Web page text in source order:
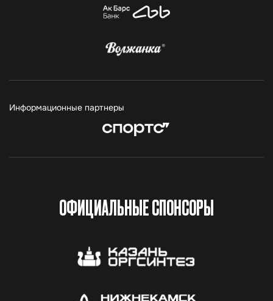
Информационные партнеры
ОФИЦИАЛЬНЫЕ СПОНСОРЫ